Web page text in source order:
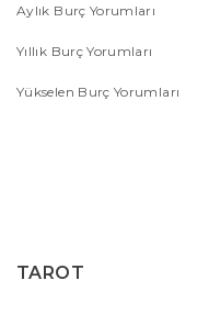
Aylık Burç Yorumları
Yıllık Burç Yorumları
Yükselen Burç Yorumları
TAROT